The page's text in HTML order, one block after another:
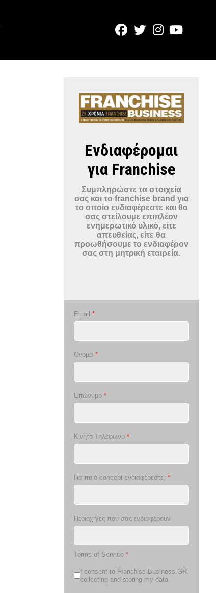
Ενδιαφέρομαι
για Franchise
Συμπληρώστε τα στοιχεία
σας και το franchise brand για
το οποίο ενδιαφέρεστε και θα
σας στείλουμε επιπλέον
ενημερωτικό υλικό, είτε
απευθείας, είτε θα
προωθήσουμε το ενδιαφέρον
σας στη μητρική εταιρεία.
Email *
Όνομα *
Επώνυμο *
Κινητό Τηλέφωνο *
Για ποιό concept ενδιαφέρεστε; *
Περιοχή/ες που σας ενδιαφέρουν
Terms of Service *
I consent to Franchise-Business.GR
collecting and storing my data